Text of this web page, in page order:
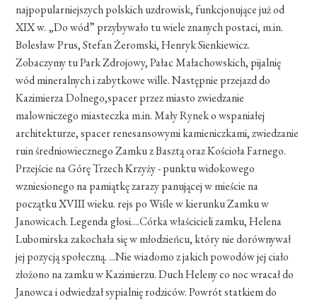
najpopularniejszych polskich uzdrowisk, funkcjonujące już od
XIX w. „Do wód” przybywało tu wiele znanych postaci, m.in.
Bolesław Prus, Stefan Żeromski, Henryk Sienkiewicz.
Zobaczymy tu Park Zdrojowy, Pałac Małachowskich, pijalnię
wód mineralnych i zabytkowe wille. Następnie przejazd do
Kazimierza Dolnego,spacer przez miasto zwiedzanie
malowniczego miasteczka m.in. Mały Rynek o wspaniałej
architekturze, spacer renesansowymi kamieniczkami, zwiedzanie
ruin średniowiecznego Zamku z Basztą oraz Kościoła Farnego.
Przejście na Górę Trzech Krzyży - punktu widokowego
wzniesionego na pamiątkę zarazy panującej w mieście na
początku XVIII wieku. rejs po Wiśle w kierunku Zamku w
Janowicach. Legenda głosi....Córka właścicieli zamku, Helena
Lubomirska zakochała się w młodzieńcu, który nie dorównywał
jej pozycją społeczną. ...Nie wiadomo z jakich powodów jej ciało
złożono na zamku w Kazimierzu. Duch Heleny co noc wracał do
Janowca i odwiedzał sypialnię rodziców. Powrót statkiem do